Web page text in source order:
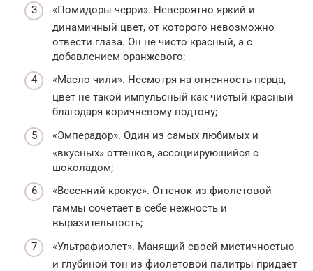
«Помидоры черри». Невероятно яркий и
динамичный цвет, от которого невозможно
отвести глаза. Он не чисто красный, а с
добавлением оранжевого;
«Масло чили». Несмотря на огненность перца,
цвет не такой импульсный как чистый красный
благодаря коричневому подтону;
«Эмперадор». Один из самых любимых и
«вкусных» оттенков, ассоциирующийся с
шоколадом;
«Весенний крокус». Оттенок из фиолетовой
гаммы сочетает в себе нежность и
выразительность;
«Ультрафиолет». Манящий своей мистичностью
и глубиной тон из фиолетовой палитры придает